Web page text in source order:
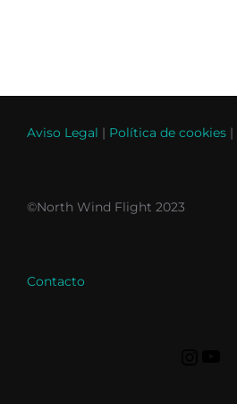
Aviso Legal | Política de cookies |
©North Wind Flight 2023
Contacto